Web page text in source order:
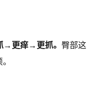
更痒→更抓。 臀部这